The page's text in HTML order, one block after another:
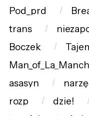
Pod_prd
trans
Boczek
asasyn
rozp
dzie!